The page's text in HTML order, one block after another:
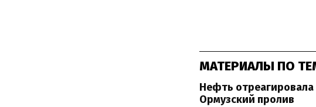
МАТЕРИАЛЫ ПО
Нефть отреагировала
Ормузский пролив